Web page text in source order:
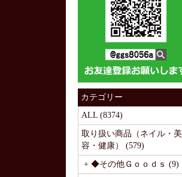
カテゴリー
ALL (8374)
取り扱い商品（ネイル・美
容・健康） (579)
+ ◆その他Ｇｏｏｄｓ (9)